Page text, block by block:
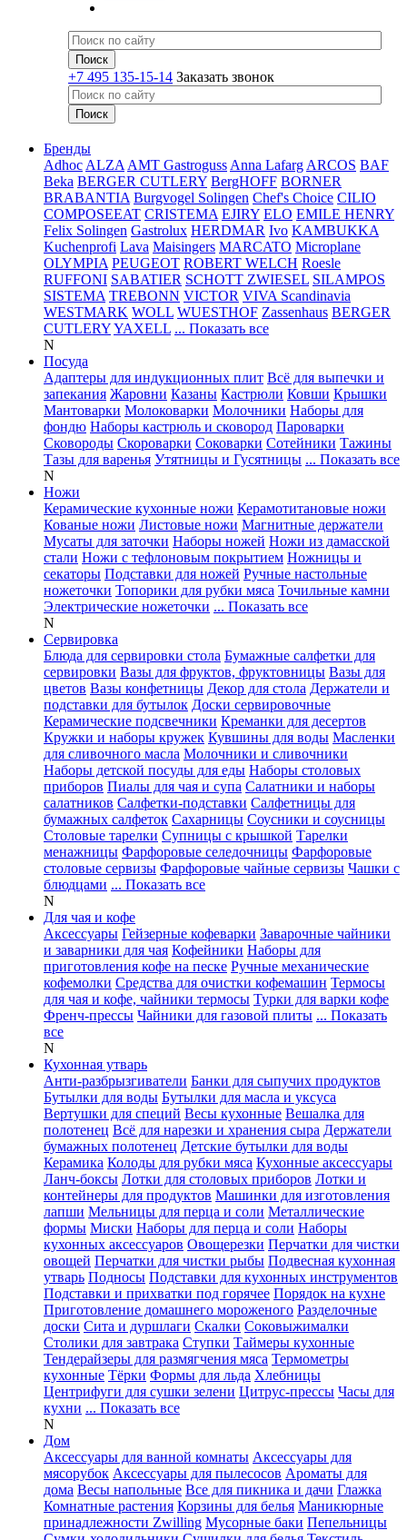
+7 495 135-15-14 Заказать звонок
Бренды
Adhoc ALZA AMT Gastroguss Anna Lafarg ARCOS BAF
Beka BERGER CUTLERY BergHOFF BORNER
BRABANTIA Burgvogel Solingen Chef's Choice CILIO
COMPOSEEAT CRISTEMA EJIRY ELO EMILE HENRY
Felix Solingen Gastrolux HERDMAR Ivo KAMBUKKA
Kuchenprofi Lava Maisingers MARCATO Microplane
OLYMPIA PEUGEOT ROBERT WELCH Roesle
RUFFONI SABATIER SCHOTT ZWIESEL SILAMPOS
SISTEMA TREBONN VICTOR VIVA Scandinavia
WESTMARK WOLL WUESTHOF Zassenhaus BERGER
CUTLERYYAXELL ... Показать все
N
Посуда
Адаптеры для индукционных плит Всё для выпечки и
запекания Жаровни Казаны Кастрюли Ковши Крышки
Мантоварки Молоковарки Молочники Наборы для
фондю Наборы кастрюль и сковород Пароварки
Сковороды Скороварки Соковарки Сотейники Тажины
Тазы для варенья Утятницы и Гусятницы ... Показать все
N
Ножи
Керамические кухонные ножи Керамотитановые ножи
Кованые ножи Листовые ножи Магнитные держатели
Мусаты для заточки Наборы ножей Ножи из дамасской
стали Ножи с тефлоновым покрытием Ножницы и
секаторы Подставки для ножей Ручные настольные
ножеточки Топорики для рубки мяса Точильные камни
Электрические ножеточки ... Показать все
N
Сервировка
Блюда для сервировки стола Бумажные салфетки для
сервировки Вазы для фруктов, фруктовницы Вазы для
цветов Вазы конфетницы Декор для стола Держатели и
подставки для бутылок Доски сервировочные
Керамические подсвечники Креманки для десертов
Кружки и наборы кружек Кувшины для воды Масленки
для сливочного масла Молочники и сливочники
Наборы детской посуды для еды Наборы столовых
приборов Пиалы для чая и супа Салатники и наборы
салатников Салфетки-подставки Салфетницы для
бумажных салфеток Сахарницы Соусники и соусницы
Столовые тарелки Супницы с крышкой Тарелки
менажницы Фарфоровые селедочницы Фарфоровые
столовые сервизы Фарфоровые чайные сервизы Чашки с
блюдцами ... Показать все
N
Для чая и кофе
Аксессуары Гейзерные кофеварки Заварочные чайники
и заварники для чая Кофейники Наборы для
приготовления кофе на песке Ручные механические
кофемолки Средства для очистки кофемашин Термосы
для чая и кофе, чайники термосы Турки для варки кофе
Френч-прессы Чайники для газовой плиты ... Показать
все
N
Кухонная утварь
Анти-разбрызгиватели Банки для сыпучих продуктов
Бутылки для воды Бутылки для масла и уксуса
Вертушки для специй Весы кухонные Вешалка для
полотенец Всё для нарезки и хранения сыра Держатели
бумажных полотенец Детские бутылки для воды
Керамика Колоды для рубки мяса Кухонные аксессуары
Ланч-боксы Лотки для столовых приборов Лотки и
контейнеры для продуктов Машинки для изготовления
лапши Мельницы для перца и соли Металлические
формы Миски Наборы для перца и соли Наборы
кухонных аксессуаров Овощерезки Перчатки для чистки
овощей Перчатки для чистки рыбы Подвесная кухонная
утварь Подносы Подставки для кухонных инструментов
Подставки и прихватки под горячее Порядок на кухне
Приготовление домашнего мороженого Разделочные
доски Сита и дуршлаги Скалки Соковыжималки
Столики для завтрака Ступки Таймеры кухонные
Тендерайзеры для размягчения мяса Термометры
кухонные Тёрки Формы для льда Хлебницы
Центрифуги для сушки зелени Цитрус-прессы Часы для
кухни ... Показать все
N
Дом
Аксессуары для ванной комнаты Аксессуары для
мясорубок Аксессуары для пылесосов Ароматы для
дома Весы напольные Все для пикника и дачи Глажка
Комнатные растения Корзины для белья Маникюрные
принадлежности Zwilling Мусорные баки Пепельницы